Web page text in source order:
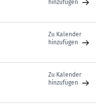
hinzufügen
Zu Kalender
hinzufügen
Zu Kalender
hinzufügen